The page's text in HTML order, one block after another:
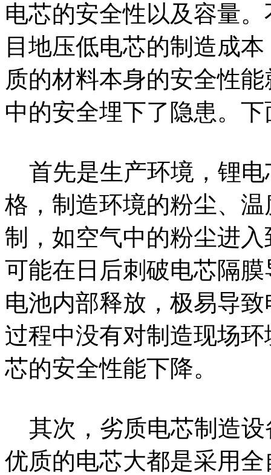
电芯的安全性以及容量
目地压低电芯的制造成
质的材料本身的安全性
中的安全埋下了隐患。
首先是生产环境，锂
格，制造环境的粉尘、
制，如空气中的粉尘进
可能在日后刺破电芯隔
电池内部释放，极易导
过程中没有对制造现场
芯的安全性能下降。
其次，劣质电芯制造
优质的电芯大都是采用